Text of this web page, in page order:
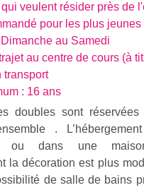
veulent résider près de
pour les plus jeunes
au Samedi
au centre de cours (à
transport
: 16 ans
doubles sont
.
ou dans une
la décoration est plus
de salle de bains